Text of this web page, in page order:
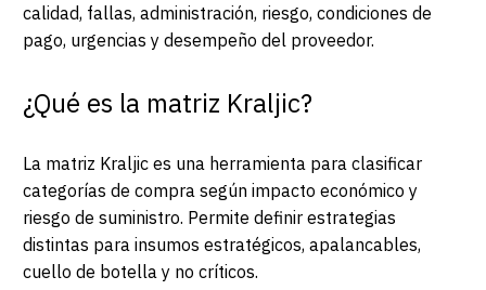
calidad, fallas, administración, riesgo, condiciones de
pago, urgencias y desempeño del proveedor.
¿Qué es la matriz Kraljic?
La matriz Kraljic es una herramienta para clasificar
categorías de compra según impacto económico y
riesgo de suministro. Permite definir estrategias
distintas para insumos estratégicos, apalancables,
cuello de botella y no críticos.